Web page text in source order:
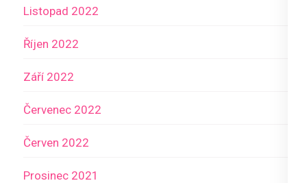
Listopad 2022
Říjen 2022
Září 2022
Červenec 2022
Červen 2022
Prosinec 2021